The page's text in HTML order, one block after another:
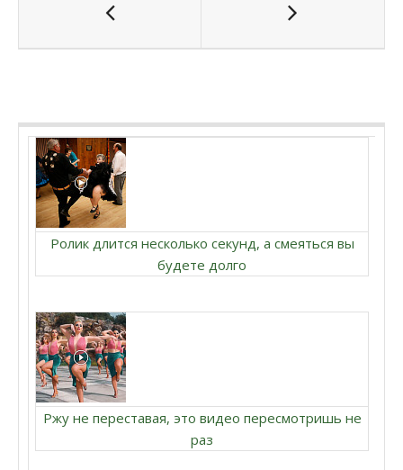
Ролик длится несколько секунд, а смеяться вы
будете долго
Ржу не переставая, это видео пересмотришь не
раз